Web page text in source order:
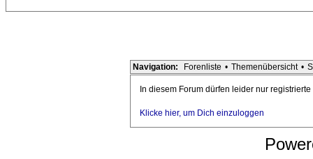
Navigation: Forenliste • Themenübersicht •
In diesem Forum dürfen leider nur
Klicke hier, um Dich einzuloggen